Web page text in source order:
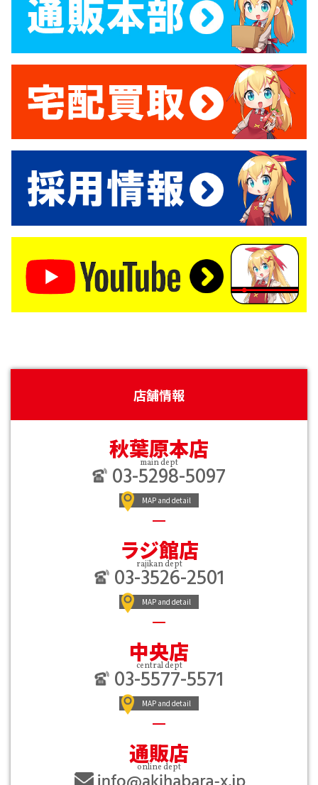
店舗情報
秋葉原本店
main dept
03-5298-5097
MAP and detail
ラジ館店
rajikan dept
03-3526-2501
MAP and detail
中央店
central dept
03-5577-5571
MAP and detail
通販店
online dept